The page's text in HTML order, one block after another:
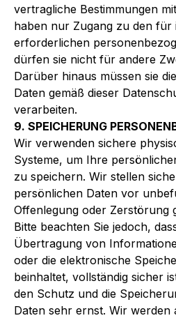
vertragliche Bestimmungen
haben nur Zugang zu den für
erforderlichen
dürfen sie nicht für andere
Darüber hinaus müssen sie
Daten gemäß dieser
verarbeiten.
9. SPEICHERUNG
Wir verwenden sichere
Systeme, um Ihre
zu speichern. Wir stellen
persönlichen Daten vor
Offenlegung oder Zerstörung
Bitte beachten Sie jedoch,
Übertragung von
oder die elektronische
beinhaltet, vollständig sicher
den Schutz und die
Daten sehr ernst. Wir werden